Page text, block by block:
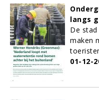
langs
De
maken
01-12-